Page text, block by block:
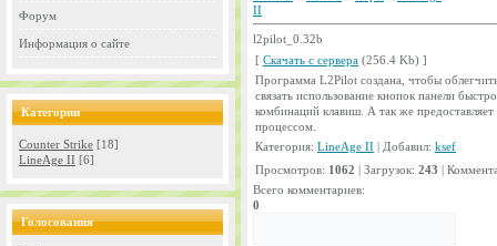
Форум
Информация о сайте
Категории
Counter Strike [18]
LineAge II [6]
Голосования
II
l2pilot_0.32b
[ Скачать с сервера (256.4 Kb) ]
Программа L2Pilot создана, чтобы
связать использование кнопок панели
комбинаций клавиш. А так же
процессом.
Категория: LineAge II | Добавил: ksef
Просмотров: 1062 | Загрузок: 243 |
Всего комментариев:
0